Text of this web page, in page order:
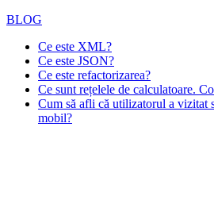
BLOG
Ce este XML?
Ce este JSON?
Ce este refactorizarea?
Ce sunt rețelele de calculatoare.
Cum să afli că utilizatorul a vizitat
mobil?